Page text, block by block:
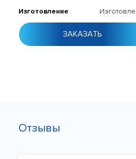
Изготовление
ЗАКАЗАТЬ
Отзывы